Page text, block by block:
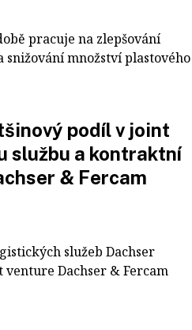
pracuje na zlepšování
množství plastového
podíl v joint
službu a kontraktní
& Fercam
služeb Dachser
Dachser & Fercam